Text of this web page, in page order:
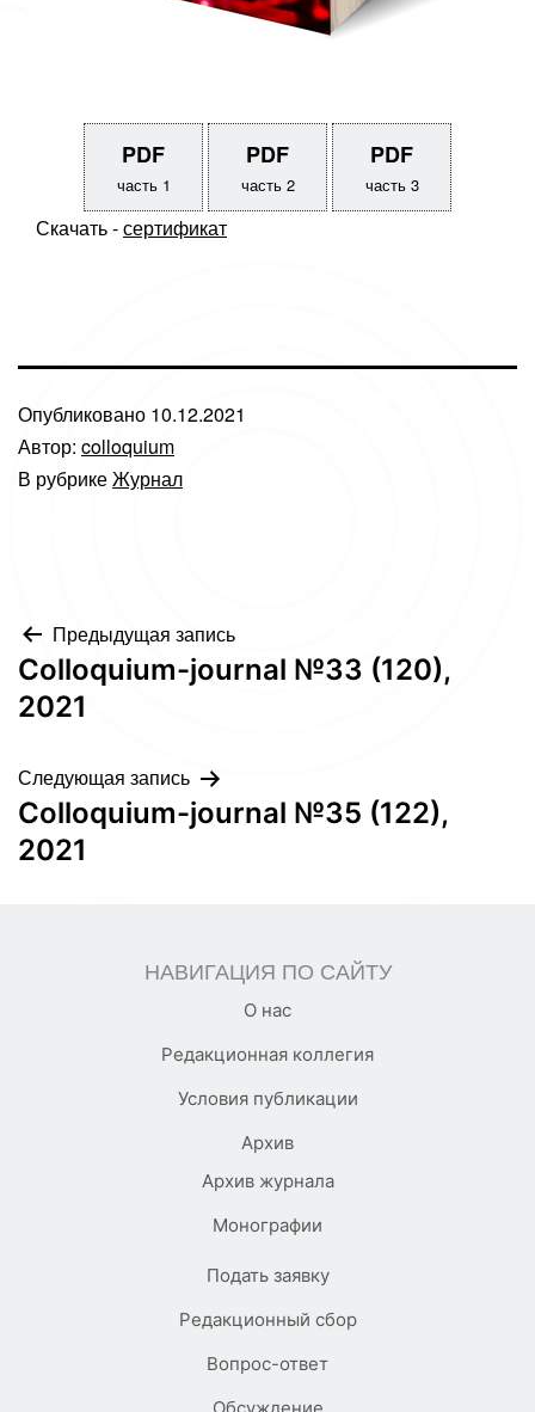
PDF
часть 1
PDF
часть 2
PDF
часть 3
Скачать -сертификат
Опубликовано 10.12.2021
Автор: colloquium
В рубрикеЖурнал
Навигация
по
Предыдущая запись
Сolloquium-journal №33 (120),
2021
Следующая запись
Сolloquium-journal №35 (122),
2021
НАВИГАЦИЯ ПО САЙТУ
О нас
Редакционная коллегия
Условия публикации
Архив
Архив журнала
Монографии
Подать заявку
Редакционный сбор
Вопрос-ответ
Обсуждение